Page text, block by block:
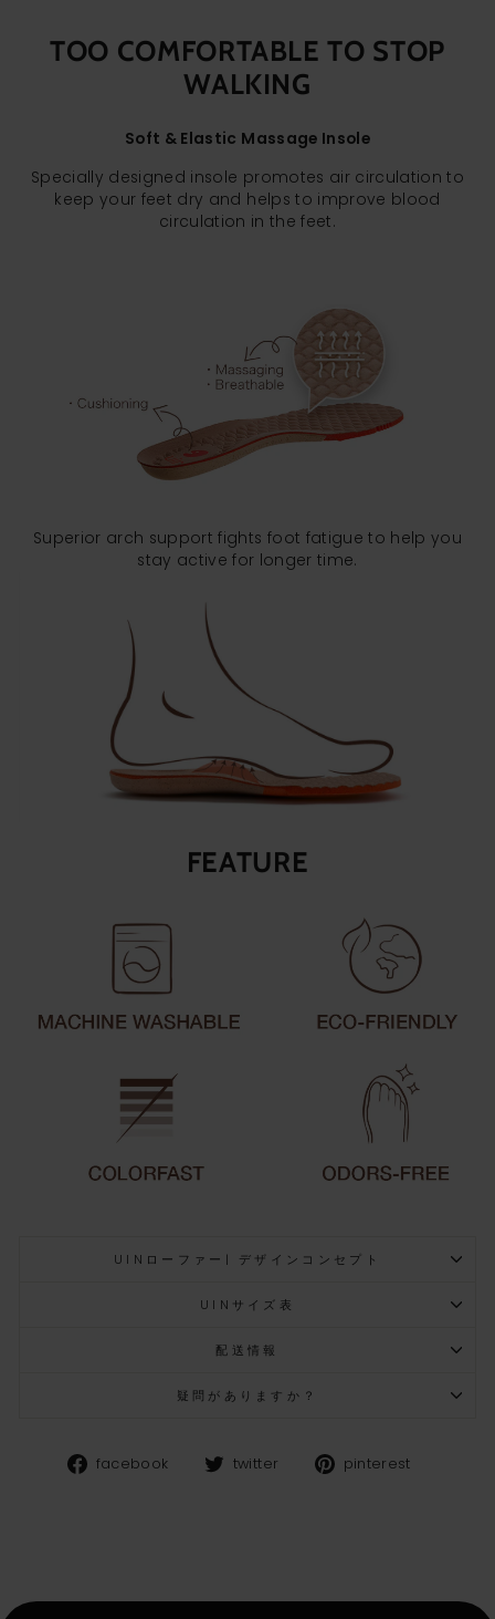
TOO COMFORTABLE TO STOP
WALKING
Soft & Elastic Massage Insole
Specially designed insole promotes air circulation to
keep your feet dry and helps to improve blood
circulation in the feet.
Superior arch support fights foot fatigue to help you
stay active for longer time.
FEATURE
UINローファー| デザインコンセプト
UINサイズ表
配送情報
疑問がありますか？
facebook Facebook
twitter Twitterpinterest